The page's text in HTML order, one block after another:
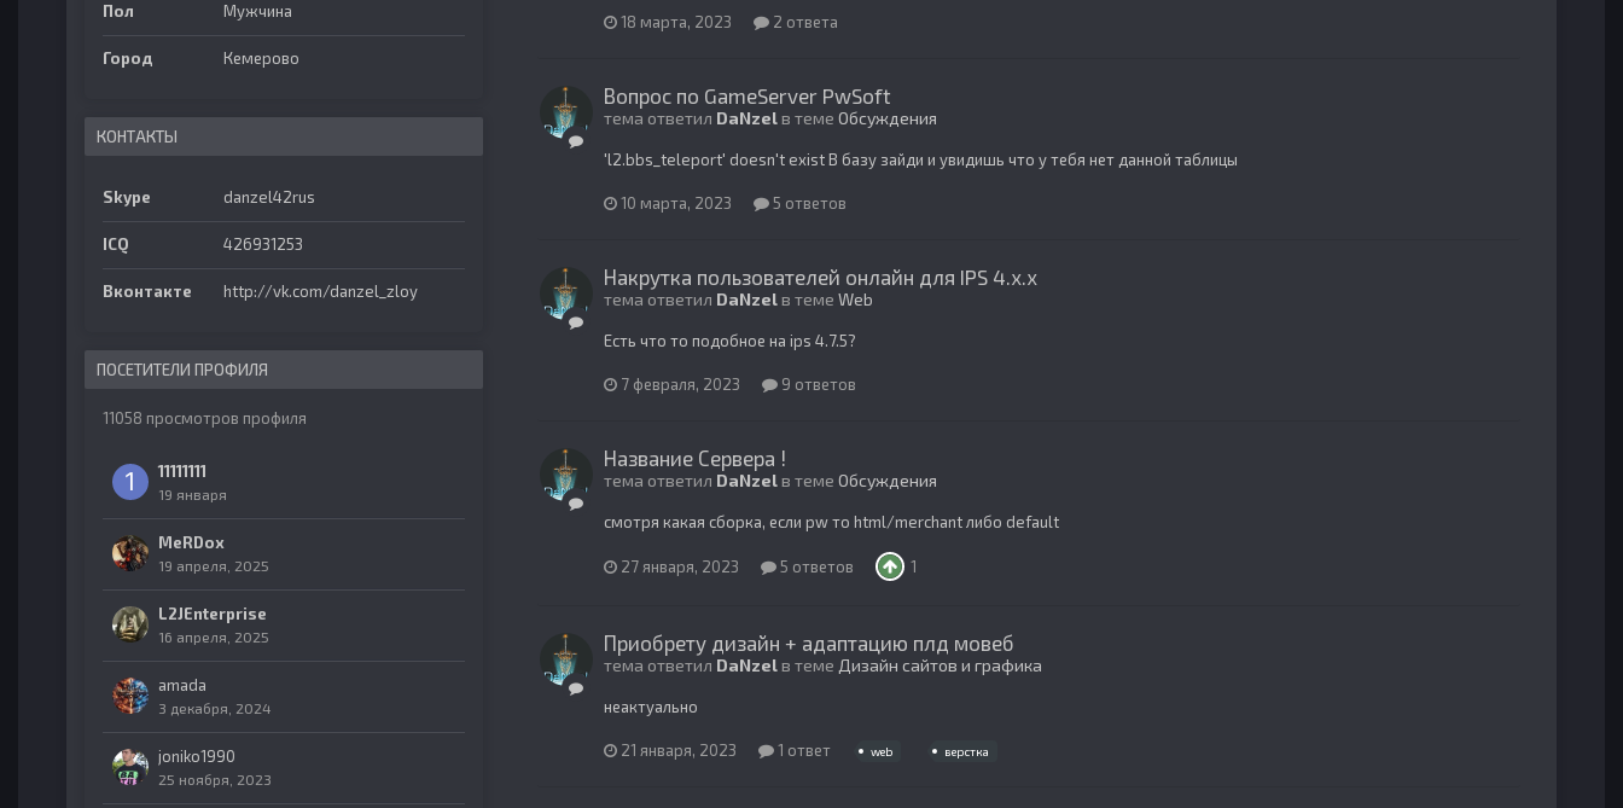
Пол Мужчина
Город Кемерово
КОНТАКТЫ
Skype danzel42rus
ICQ 426931253
Вконтакте http://vk.com/danzel_zloy
ПОСЕТИТЕЛИ ПРОФИЛЯ
11058 просмотров профиля
11111111
19 января
MeRDox
19 апреля, 2025
L2JEnterprise
16 апреля, 2025
amada
3 декабря, 2024
joniko1990
25 ноября, 2023
18 марта, 2023 2 ответа
Вопрос по GameServer PwSoft
тема ответил DaNzelв теме Обсуждения
'l2.bbs_teleport' doesn't exist В базу зайди и увидишь что у тебя нет данной таблицы
10 марта, 2023 5 ответов
Накрутка пользователей онлайн для IPS 4.x.x
тема ответил DaNzelв теме Web
Есть что то подобное на ips 4.7.5?
7 февраля, 2023 9 ответов
Название Сервера !
тема ответил DaNzelв теме Обсуждения
смотря какая сборка, если pw то html/merchant либо default
27 января, 2023 5 ответов 1
Приобрету дизайн + адаптацию плд мовеб
тема ответил DaNzelв теме Дизайн сайтов и графика
неактуально
21 января, 2023 1 ответ web верстка